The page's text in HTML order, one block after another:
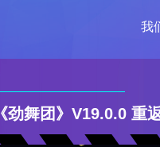
我
《劲舞团》V19.0.0 重